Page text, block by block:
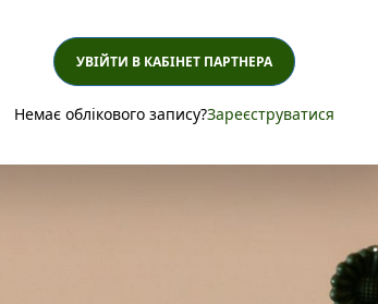
УВІЙТИ В КАБІНЕТ ПАРТНЕРА
Немає облікового запису?Зареєструватися